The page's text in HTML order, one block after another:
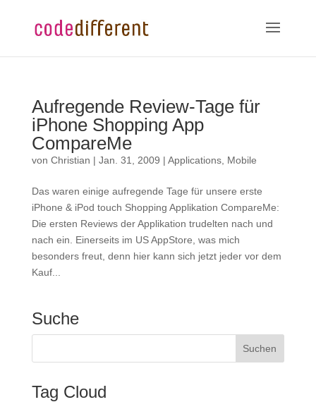
Aufregende Review-Tage für
iPhone Shopping App
CompareMe
von Christian | Jan. 31, 2009 | Applications, Mobile
Das waren einige aufregende Tage für unsere erste
iPhone & iPod touch Shopping Applikation CompareMe:
Die ersten Reviews der Applikation trudelten nach und
nach ein. Einerseits im US AppStore, was mich
besonders freut, denn hier kann sich jetzt jeder vor dem
Kauf...
Suche
Tag Cloud